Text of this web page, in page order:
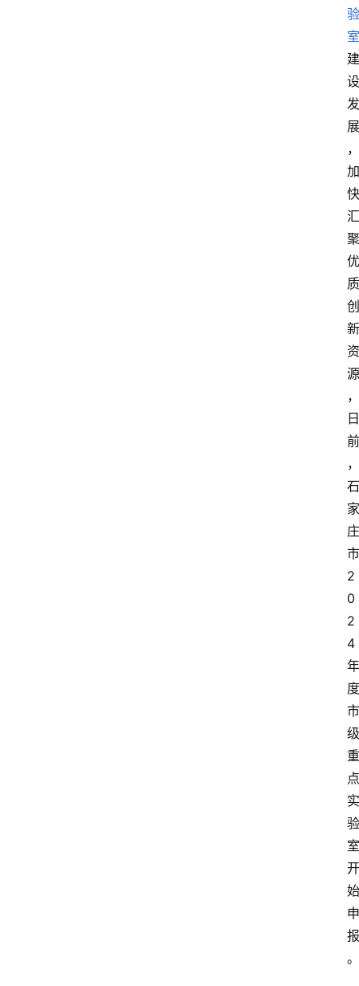
验
室
建
设
发
展
，
加
快
汇
聚
优
质
创
新
资
源
，
日
前
，
石
家
庄
市
2
0
2
4
年
度
市
级
重
点
实
验
室
开
始
申
报
。